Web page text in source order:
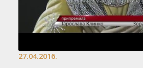
27.04.2016.